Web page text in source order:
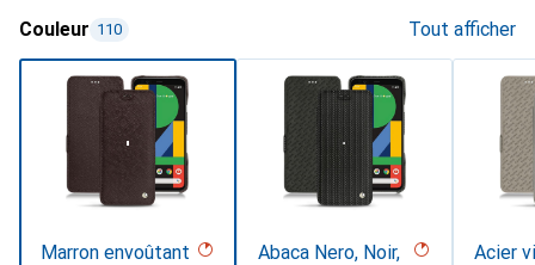
Couleur 110 Tout afficher
Marron envoûtant
Abaca Nero, Noir,
Acier